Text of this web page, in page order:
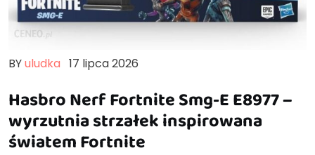
BYuludka 17 lipca 2026
Hasbro Nerf Fortnite Smg-E E8977 –
wyrzutnia strzałek inspirowana
światem Fortnite